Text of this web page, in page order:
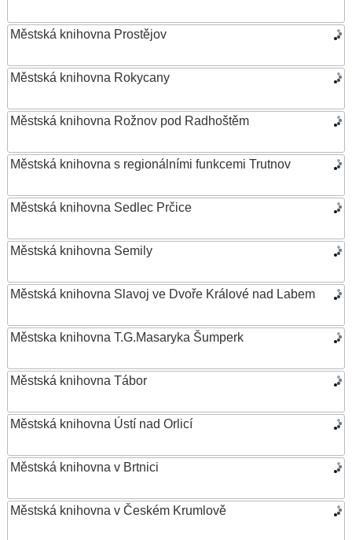
Městská knihovna Prostějov
Městská knihovna Rokycany
Městská knihovna Rožnov pod Radhoštěm
Městská knihovna s regionálními funkcemi Trutnov
Městská knihovna Sedlec Prčice
Městská knihovna Semily
Městská knihovna Slavoj ve Dvoře Králové nad Labem
Městska knihovna T.G.Masaryka Šumperk
Městská knihovna Tábor
Městská knihovna Ústí nad Orlicí
Městská knihovna v Brtnici
Městská knihovna v Českém Krumlově